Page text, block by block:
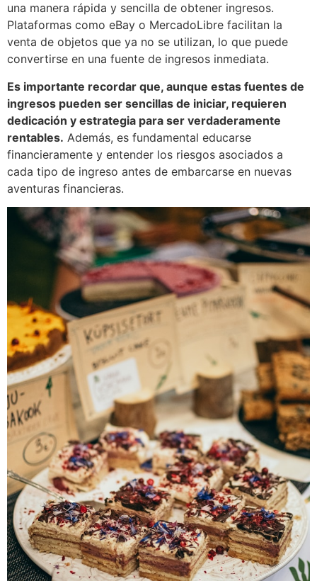
una manera rápida y sencilla de obtener ingresos.
Plataformas como eBay o MercadoLibre facilitan la
venta de objetos que ya no se utilizan, lo que puede
convertirse en una fuente de ingresos inmediata.
Es importante recordar que, aunque estas fuentes de
ingresos pueden ser sencillas de iniciar, requieren
dedicación y estrategia para ser verdaderamente
rentables. Además, es fundamental educarse
financieramente y entender los riesgos asociados a
cada tipo de ingreso antes de embarcarse en nuevas
aventuras financieras.